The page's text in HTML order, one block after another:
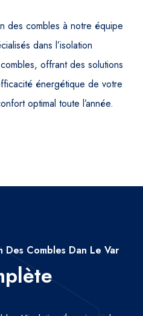
des combles à notre équipe
dans l’isolation
offrant des solutions
énergétique de votre
optimal toute l’année.
Combles Dan Le Var